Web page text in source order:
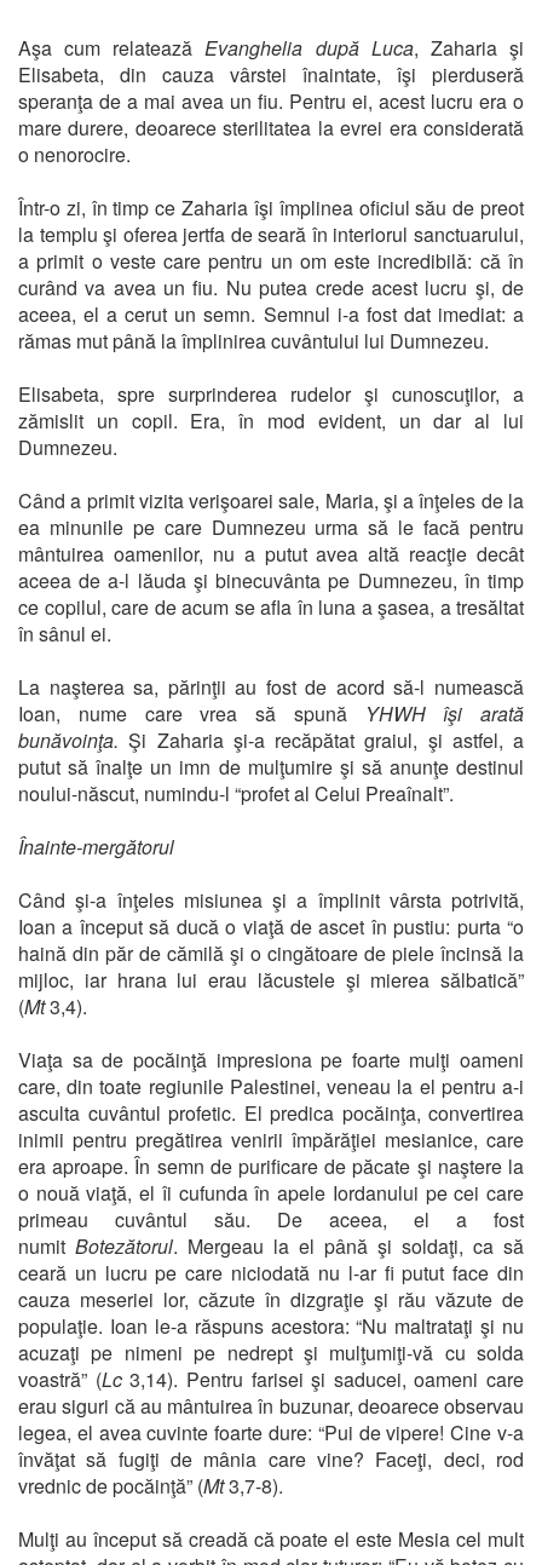
Aşa cum relatează Evanghelia după Luca, Zaharia şi
Elisabeta, din cauza vârstei înaintate, îşi pierduseră
speranţa de a mai avea un fiu. Pentru ei, acest lucru era o
mare durere, deoarece sterilitatea la evrei era considerată
o nenorocire.
Într-o zi, în timp ce Zaharia îşi împlinea oficiul său de preot
la templu şi oferea jertfa de seară în interiorul sanctuarului,
a primit o veste care pentru un om este incredibilă: că în
curând va avea un fiu. Nu putea crede acest lucru şi, de
aceea, el a cerut un semn. Semnul i-a fost dat imediat: a
rămas mut până la împlinirea cuvântului lui Dumnezeu.
Elisabeta, spre surprinderea rudelor şi cunoscuţilor, a
zămislit un copil. Era, în mod evident, un dar al lui
Dumnezeu.
Când a primit vizita verişoarei sale, Maria, şi a înţeles de la
ea minunile pe care Dumnezeu urma să le facă pentru
mântuirea oamenilor, nu a putut avea altă reacţie decât
aceea de a-l lăuda şi binecuvânta pe Dumnezeu, în timp
ce copilul, care de acum se afla în luna a şasea, a tresăltat
în sânul ei.
La naşterea sa, părinţii au fost de acord să-l numească
Ioan, nume care vrea să spună
YHWH îşi arată
bunăvoinţa. Şi Zaharia şi-a recăpătat graiul, şi astfel, a
putut să înalţe un imn de mulţumire şi să anunţe destinul
noului-născut, numindu-l “profet al Celui Preaînalt”.
Înainte-mergătorul
Când şi-a înţeles misiunea şi a împlinit vârsta potrivită,
Ioan a început să ducă o viaţă de ascet în pustiu: purta “o
haină din păr de cămilă şi o cingătoare de piele încinsă la
mijloc, iar hrana lui erau lăcustele şi mierea sălbatică”
(Mt3,4).
Viaţa sa de pocăinţă impresiona pe foarte mulţi oameni
care, din toate regiunile Palestinei, veneau la el pentru a-i
asculta cuvântul profetic. El predica pocăinţa, convertirea
inimii pentru pregătirea venirii împărăţiei mesianice, care
era aproape. În semn de purificare de păcate şi naştere la
o nouă viaţă, el îi cufunda în apele Iordanului pe cei care
primeau cuvântul său. De aceea, el a fost
numit Botezătorul. Mergeau la el până şi soldaţi, ca să
ceară un lucru pe care niciodată nu l-ar fi putut face din
cauza meseriei lor, căzute în dizgraţie şi rău văzute de
populaţie. Ioan le-a răspuns acestora: “Nu maltrataţi şi nu
acuzaţi pe nimeni pe nedrept şi mulţumiţi-vă cu solda
voastră” (Lc3,14). Pentru farisei şi saducei, oameni care
erau siguri că au mântuirea în buzunar, deoarece observau
legea, el avea cuvinte foarte dure: “Pui de vipere! Cine v-a
învăţat să fugiţi de mânia care vine? Faceţi, deci, rod
vrednic de pocăinţă” (Mt3,7-8).
Mulţi au început să creadă că poate el este Mesia cel mult